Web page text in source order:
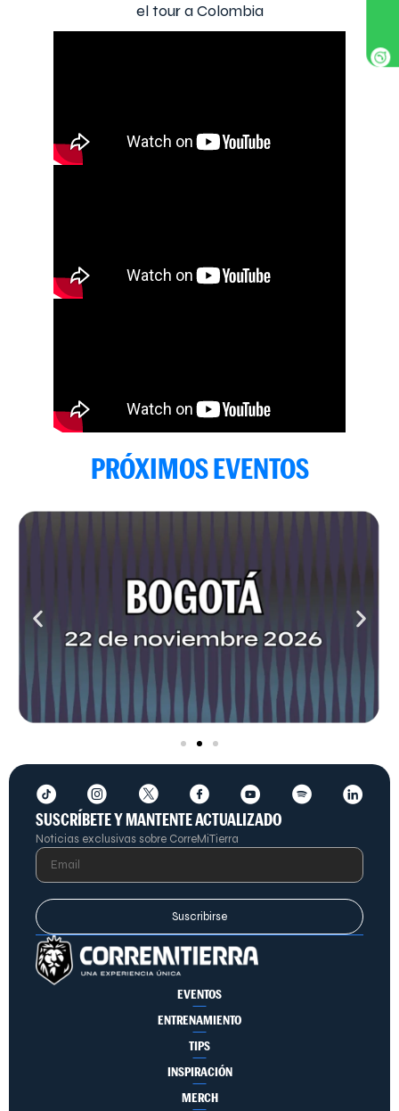
el tour a Colombia
PRÓXIMOS EVENTOS
SUSCRÍBETE Y MANTENTE ACTUALIZADO
Noticias exclusivas sobre CorreMiTierra
Suscribirse
EVENTOS
ENTRENAMIENTO
TIPS
INSPIRACIÓN
MERCH